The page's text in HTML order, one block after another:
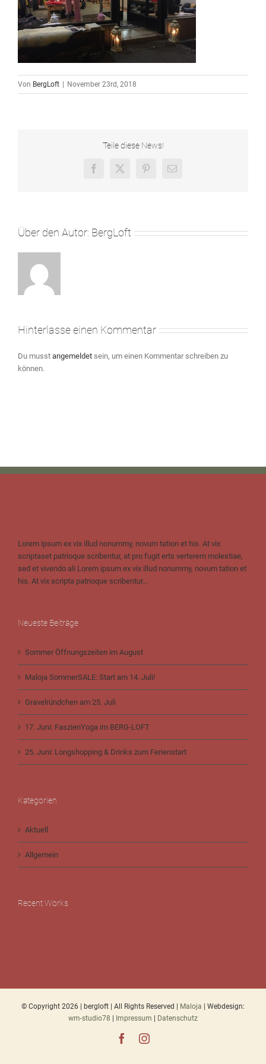
Von BergLoft | November 23rd, 2018
Teile diese News!
Facebook
X Pinterest
E-
Über den Autor: BergLoft
Hinterlasse einen Kommentar
Du musst angemeldet sein, um einen Kommentar schreiben zu
können.
Lorem ipsum ex vix illud nonummy, novum tation et his. At vix
scriptaset patrioque scribentur, at pro fugit erts verterem molestiae,
sed et vivendo ali Lorem ipsum ex vix illud nonummy, novum tation et
his. At vix scripta patrioque scribentur...
Neueste Beiträge
Sommer Öffnungszeiten im August
Maloja SommerSALE: Start am 14. Juli!
Gravelründchen am 25. Juli
17. Juni: FaszienYoga im BERG-LOFT
25. Juni: Longshopping & Drinks zum Ferienstart
Kategorien
Aktuell
Allgemein
Recent Works
© Copyright 2026 | bergloft | All Rights Reserved | Maloja | Webdesign:
wm-studio78
Impressum Datenschutz
FacebookInstagram